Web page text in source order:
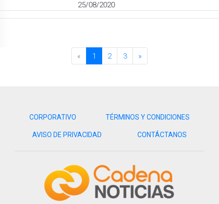
25/08/2020
« 1 2 3 »
CORPORATIVO TÉRMINOS Y CONDICIONES
AVISO DE PRIVACIDAD CONTÁCTANOS